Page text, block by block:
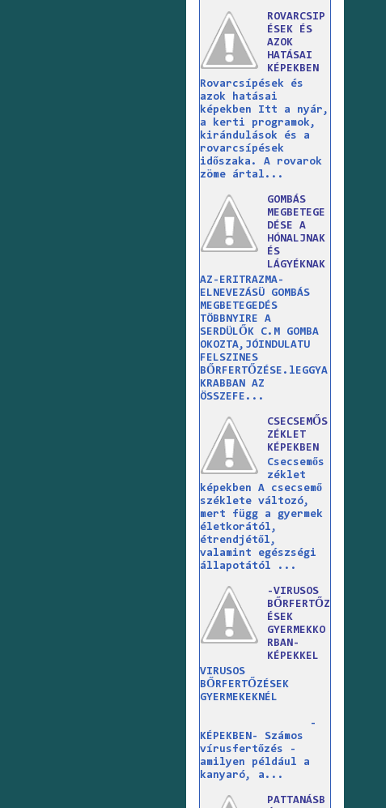
ROVARCSIP
ÉSEK ÉS
AZOK
HATÁSAI
KÉPEKBEN
Rovarcsípések és
azok hatásai
képekben Itt a nyár,
a kerti programok,
kirándulások és a
rovarcsípések
időszaka. A rovarok
zöme ártal...
GOMBÁS
MEGBETEGE
DÉSE A
HÓNALJNAK
ÉS
LÁGYÉKNAK
AZ-ERITRAZMA-
ELNEVEZÁSÜ GOMBÁS
MEGBETEGEDÉS
TÖBBNYIRE A
SERDÜLŐK C.M GOMBA
OKOZTA,JÓINDULATU
FELSZINES
BŐRFERTŐZÉSE.lEGGYA
KRABBAN AZ
ÖSSZEFE...
CSECSEMŐS
ZÉKLET
KÉPEKBEN
Csecsemős
zéklet
képekben A csecsemő
széklete változó,
mert függ a gyermek
életkorától,
étrendjétől,
valamint egészségi
állapotától ...
-VIRUSOS
BŐRFERTŐZ
ÉSEK
GYERMEKKO
RBAN-
KÉPEKKEL
VIRUSOS
BŐRFERTŐZÉSEK
GYERMEKEKNÉL
-
KÉPEKBEN- Számos
vírusfertőzés -
amilyen például a
kanyaró, a...
PATTANÁSB